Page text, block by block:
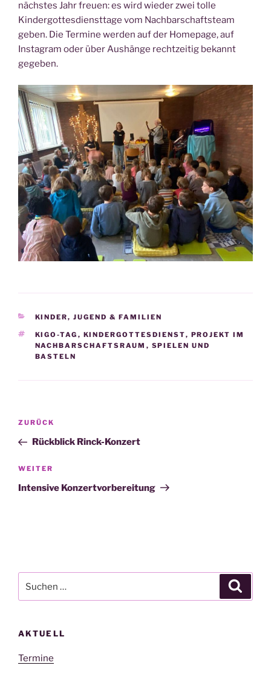
nächstes Jahr freuen: es wird wieder zwei tolle
Kindergottesdiensttage vom Nachbarschaftsteam
geben. Die Termine werden auf der Homepage, auf
Instagram oder über Aushänge rechtzeitig bekannt
gegeben.
KATEGORIEN
KINDER, JUGEND & FAMILIEN
SCHLAGWÖRTER
KIGO-TAG , KINDERGOTTESDIENST, PROJEKT IM
NACHBARSCHAFTSRAUM , SPIELEN UND
BASTELN
Beitragsnavigation
Vorheriger
Beitrag
ZURÜCK
Rückblick Rinck-Konzert
Nächster
Beitrag
WEITER
Intensive Konzertvorbereitung
nach:
AKTUELL
Termine